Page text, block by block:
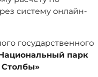
систему онлайн-
государственного
парк
Столбы»